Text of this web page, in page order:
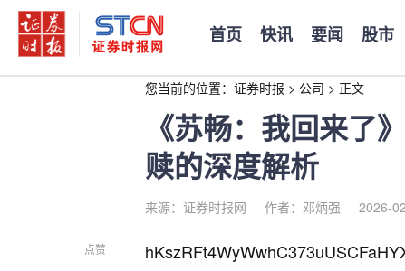
首页 快讯 要闻 股市
您当前的位置： 证券时报 > 公司 > 正文
《苏畅：我回来了
赎的深度解析
来源：证券时报网 作者：邓炳强 2026-
点赞